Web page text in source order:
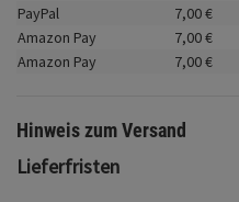
PayPal
7,00€
Amazon Pay
7,00€
Amazon Pay
7,00€
Hinweis zum Versand
Lieferfristen